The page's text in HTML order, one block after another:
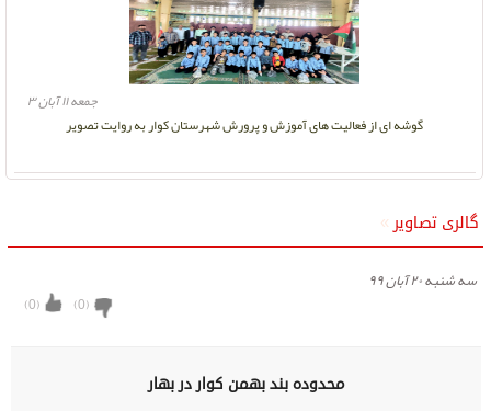
گوشه ای از فعالیت های آموزش و پرورش شهرستان کوار به روایت تصویر
جمعه ۱۱ آبان ۳
گالری تصاویر »
سه شنبه ۲۰ آبان ۹۹
(
0
) (
0
)
محدوده بند بهمن کوار در بهار